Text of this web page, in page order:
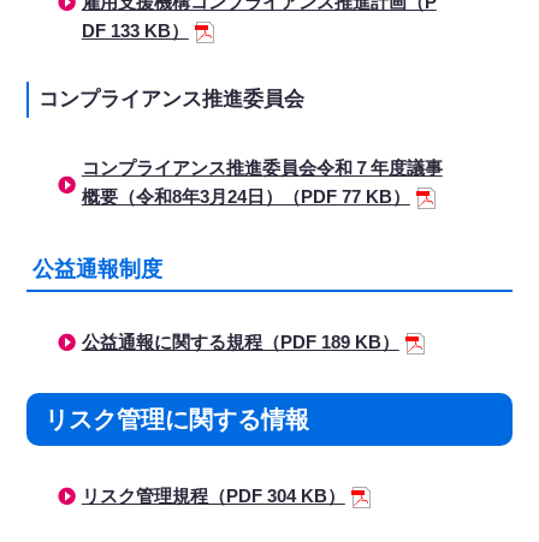
DF 133 KB）
コンプライアンス推進委員会
コンプライアンス推進委員会令和７年度議事
概要（令和8年3月24日）（PDF 77 KB）
公益通報制度
公益通報に関する規程（PDF 189 KB）
リスク管理に関する情報
リスク管理規程（PDF 304 KB）